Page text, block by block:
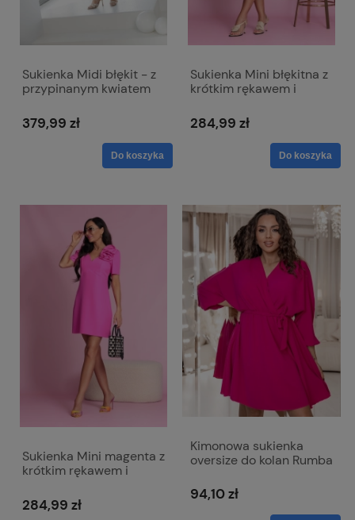
Sukienka Midi błękit - z
przypinanym kwiatem
379,99 zł
Do koszyka
Sukienka Mini błękitna z
krótkim rękawem i
Emma
284,99 zł
Do koszyka
Sukienka Mini magenta z
krótkim rękawem i
Emma
284,99 zł
Kimonowa sukienka
oversize do kolan Rumba
94,10 zł